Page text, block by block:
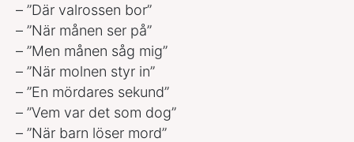
– ”Där valrossen bor”
– ”När månen ser på”
– ”Men månen såg mig”
– ”När molnen styr in”
– ”En mördares sekund”
– ”Vem var det som dog”
– ”När barn löser mord”